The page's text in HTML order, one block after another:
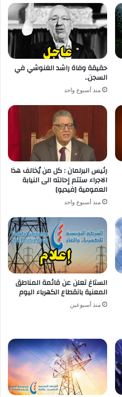
حقيقة وفاة راشد الغنوشي في
السجن..
منذ أسبوع واحد
رئيس البرلمان : كل من يُخالف هذا
الاجراء ستتم إحالته الى النيابة
العمومية [فيديو]
منذ أسبوع واحد
الستاغ تعلن عن قائمة المناطق
المعنية بانقطاع الكهرباء اليوم
منذ أسبوعين